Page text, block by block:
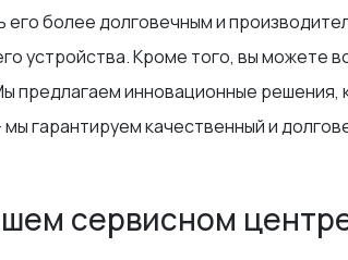
его более долговечным и
устройства. Кроме того, вы можете
предлагаем инновационные
гарантируем качественный и
сервисном